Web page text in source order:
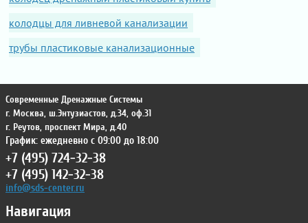
колодцы для ливневой канализации
трубы пластиковые канализационные
Навигация
Современные Дренажные Системы
г. Москва, ш.Энтузиастов, д.34, оф.31
г. Реутов, проспект Мира, д.40
График: ежедневно с 09:00 до 18:00
+7 (495) 724-32-38
+7 (495) 142-32-38
info@sds-center.ru